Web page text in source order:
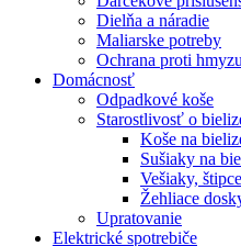
Dielňa a náradie
Maliarske potreby
Ochrana proti hmyzu
Domácnosť
Odpadkové koše
Starostlivosť o
Koše na
Sušiaky na
Vešiaky,
Žehliace
Upratovanie
Elektrické spotrebiče